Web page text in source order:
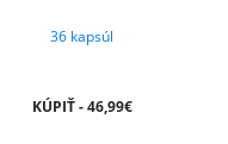
36 kapsúl
KÚPIŤ - 46,99€